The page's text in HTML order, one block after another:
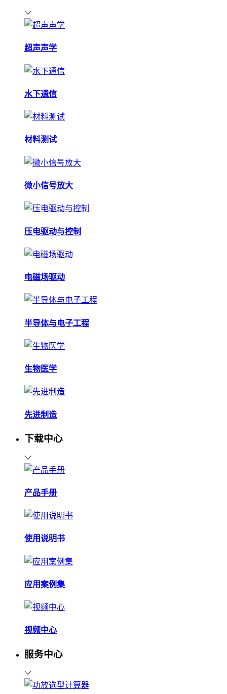
超声声学
水下通信
材料测试
微小信号放大
压电驱动与控制
电磁场驱动
半导体与电子工程
生物医学
先进制造
下载中心
产品手册
使用说明书
应用案例集
视频中心
服务中心